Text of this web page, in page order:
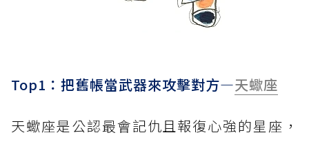
Top1：把舊帳當武器來攻擊對方—天蠍座
天蠍座是公認最會記仇且報復心強的星座，